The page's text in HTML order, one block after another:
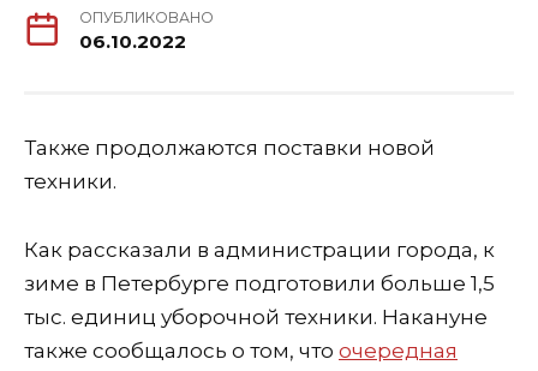
ОПУБЛИКОВАНО
06.10.2022
Также продолжаются поставки новой
техники.
Как рассказали в администрации города, к
зиме в Петербурге подготовили больше 1,5
тыс. единиц уборочной техники. Накануне
также сообщалось о том, что очередная